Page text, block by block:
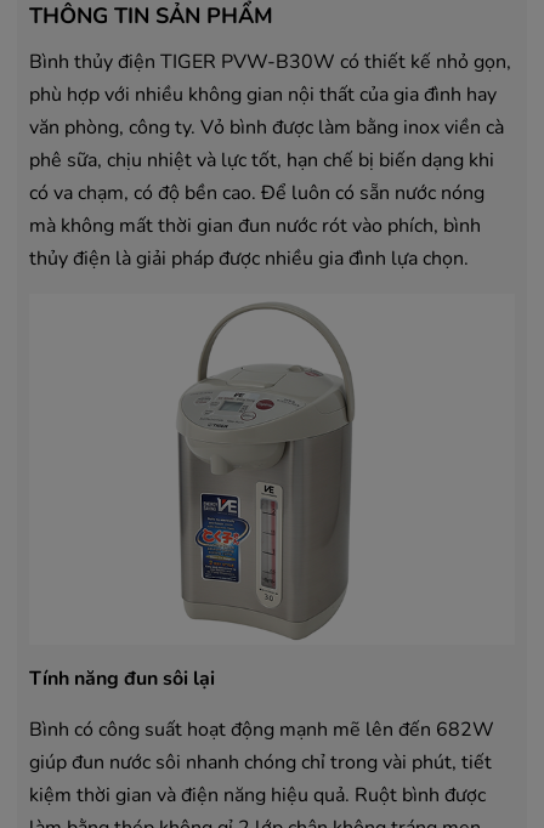
THÔNG TIN SẢN PHẨM
Bình thủy điện TIGER PVW-B30W có thiết kế nhỏ gọn,
phù hợp với nhiều không gian nội thất của gia đình hay
văn phòng, công ty. Vỏ bình được làm bằng inox viền cà
phê sữa, chịu nhiệt và lực tốt, hạn chế bị biến dạng khi
có va chạm, có độ bền cao. Để luôn có sẵn nước nóng
mà không mất thời gian đun nước rót vào phích, bình
thủy điện là giải pháp được nhiều gia đình lựa chọn.
Tính năng đun sôi lại
Bình có công suất hoạt động mạnh mẽ lên đến 682W
giúp đun nước sôi nhanh chóng chỉ trong vài phút, tiết
kiệm thời gian và điện năng hiệu quả. Ruột bình được